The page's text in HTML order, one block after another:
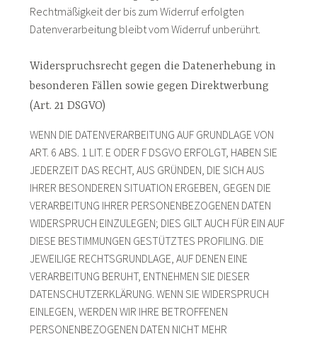
Rechtmäßigkeit der bis zum Widerruf erfolgten
Datenverarbeitung bleibt vom Widerruf unberührt.
Widerspruchsrecht gegen die Datenerhebung in
besonderen Fällen sowie gegen Direktwerbung
(Art. 21 DSGVO)
WENN DIE DATENVERARBEITUNG AUF GRUNDLAGE VON
ART. 6 ABS. 1 LIT. E ODER F DSGVO ERFOLGT, HABEN SIE
JEDERZEIT DAS RECHT, AUS GRÜNDEN, DIE SICH AUS
IHRER BESONDEREN SITUATION ERGEBEN, GEGEN DIE
VERARBEITUNG IHRER PERSONENBEZOGENEN DATEN
WIDERSPRUCH EINZULEGEN; DIES GILT AUCH FÜR EIN AUF
DIESE BESTIMMUNGEN GESTÜTZTES PROFILING. DIE
JEWEILIGE RECHTSGRUNDLAGE, AUF DENEN EINE
VERARBEITUNG BERUHT, ENTNEHMEN SIE DIESER
DATENSCHUTZERKLÄRUNG. WENN SIE WIDERSPRUCH
EINLEGEN, WERDEN WIR IHRE BETROFFENEN
PERSONENBEZOGENEN DATEN NICHT MEHR